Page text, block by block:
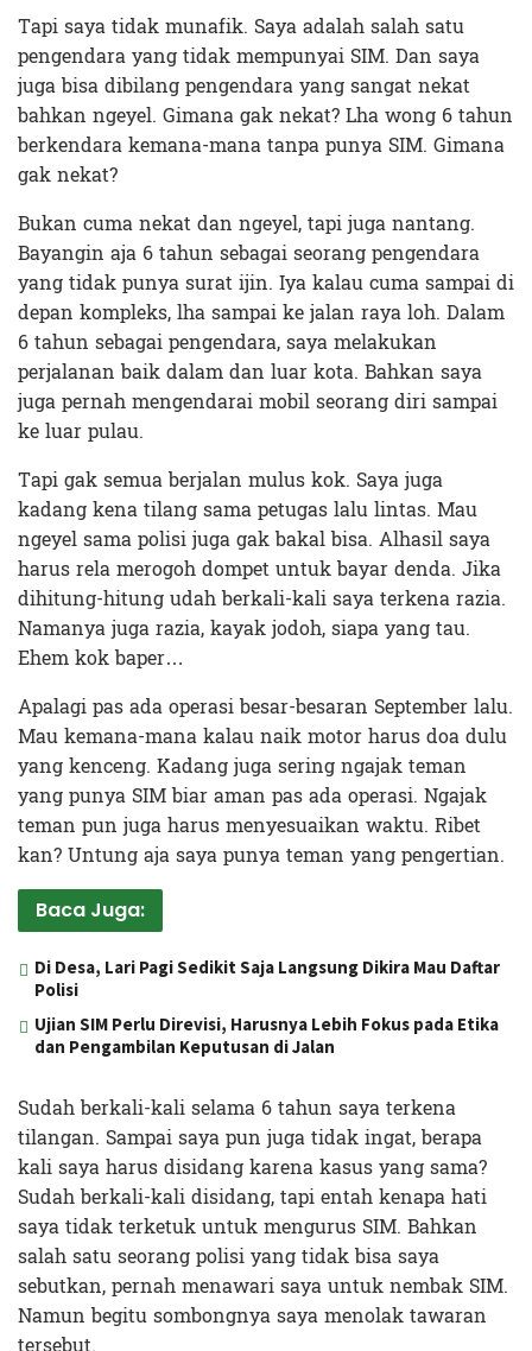
Tapi saya tidak munafik. Saya adalah salah satu
pengendara yang tidak mempunyai SIM. Dan saya
juga bisa dibilang pengendara yang sangat nekat
bahkan ngeyel. Gimana gak nekat? Lha wong 6 tahun
berkendara kemana-mana tanpa punya SIM. Gimana
gak nekat?
Bukan cuma nekat dan ngeyel, tapi juga nantang.
Bayangin aja 6 tahun sebagai seorang pengendara
yang tidak punya surat ijin. Iya kalau cuma sampai di
depan kompleks, lha sampai ke jalan raya loh. Dalam
6 tahun sebagai pengendara, saya melakukan
perjalanan baik dalam dan luar kota. Bahkan saya
juga pernah mengendarai mobil seorang diri sampai
ke luar pulau.
Tapi gak semua berjalan mulus kok. Saya juga
kadang kena tilang sama petugas lalu lintas. Mau
ngeyel sama polisi juga gak bakal bisa. Alhasil saya
harus rela merogoh dompet untuk bayar denda. Jika
dihitung-hitung udah berkali-kali saya terkena razia.
Namanya juga razia, kayak jodoh, siapa yang tau.
Ehem kok baper…
Apalagi pas ada operasi besar-besaran September lalu.
Mau kemana-mana kalau naik motor harus doa dulu
yang kenceng. Kadang juga sering ngajak teman
yang punya SIM biar aman pas ada operasi. Ngajak
teman pun juga harus menyesuaikan waktu. Ribet
kan? Untung aja saya punya teman yang pengertian.
Baca Juga:
Di Desa, Lari Pagi Sedikit Saja Langsung Dikira Mau Daftar
Polisi
Ujian SIM Perlu Direvisi, Harusnya Lebih Fokus pada Etika
dan Pengambilan Keputusan di Jalan
Sudah berkali-kali selama 6 tahun saya terkena
tilangan. Sampai saya pun juga tidak ingat, berapa
kali saya harus disidang karena kasus yang sama?
Sudah berkali-kali disidang, tapi entah kenapa hati
saya tidak terketuk untuk mengurus SIM. Bahkan
salah satu seorang polisi yang tidak bisa saya
sebutkan, pernah menawari saya untuk nembak SIM.
Namun begitu sombongnya saya menolak tawaran